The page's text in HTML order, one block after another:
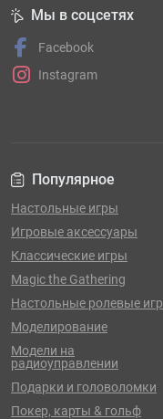
Популярное
Настольные игры
Игровые аксессуары
Классические игры
Magic the Gathering
Настольные ролевые
Моделирование
Модели на
радиоуправлении
Подарки и головоломки
Покер, карты & гольф
Мы в соцсетях
Facebook
Instagram